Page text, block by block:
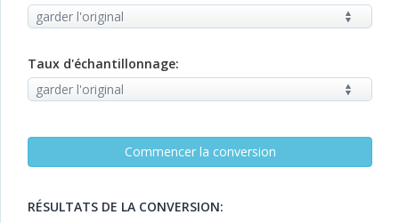
Taux d'échantillonnage:
RÉSULTATS DE LA CONVERSION: